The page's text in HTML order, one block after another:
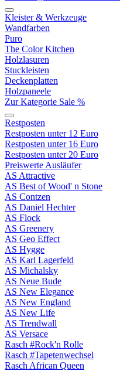
Kleister & Werkzeuge
Wandfarben
Puro
The Color Kitchen
Holzlasuren
Stuckleisten
Deckenplatten
Holzpaneele
Zur Kategorie Sale %
Restposten
Restposten unter 12 Euro
Restposten unter 16 Euro
Restposten unter 20 Euro
Preiswerte Ausläufer
AS Attractive
AS Best of Wood' n Stone
AS Contzen
AS Daniel Hechter
AS Flock
AS Greenery
AS Geo Effect
AS Hygge
AS Karl Lagerfeld
AS Michalsky
AS Neue Bude
AS New Elegance
AS New England
AS New Life
AS Trendwall
AS Versace
Rasch #Rock'n Rolle
Rasch #Tapetenwechsel
Rasch African Queen